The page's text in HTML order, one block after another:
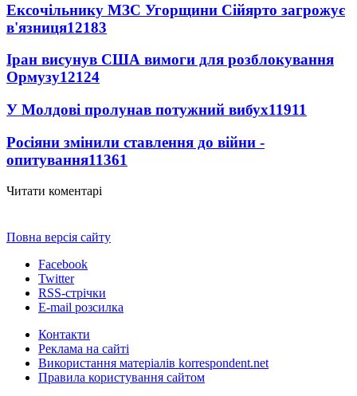
Ексочільнику МЗС Угорщини Сійярто загрожує
в'язниця12183
Іран висунув США вимоги для розблокування
Ормузу12124
У Молдові пролунав потужний вибух11911
Росіяни змінили ставлення до війни -
опитування11361
Читати коментарі
Повна версія сайту
Facebook
Twitter
RSS-стрічки
E-mail розсилка
Контакти
Реклама на сайті
Використання матеріалів korrespondent.net
Правила користування сайтом